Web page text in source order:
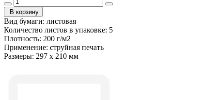
В корзину
Вид бумаги: листовая
Количество листов в упаковке: 5
Плотность: 200 г/м2
Применение: струйная печать
Размеры: 297 x 210 мм